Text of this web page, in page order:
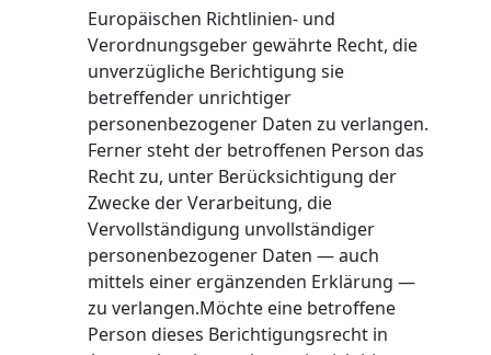
Europäischen Richtlinien- und
Verordnungsgeber gewährte Recht, die
unverzügliche Berichtigung sie
betreffender unrichtiger
personenbezogener Daten zu verlangen.
Ferner steht der betroffenen Person das
Recht zu, unter Berücksichtigung der
Zwecke der Verarbeitung, die
Vervollständigung unvollständiger
personenbezogener Daten — auch
mittels einer ergänzenden Erklärung —
zu verlangen.Möchte eine betroffene
Person dieses Berichtigungsrecht in